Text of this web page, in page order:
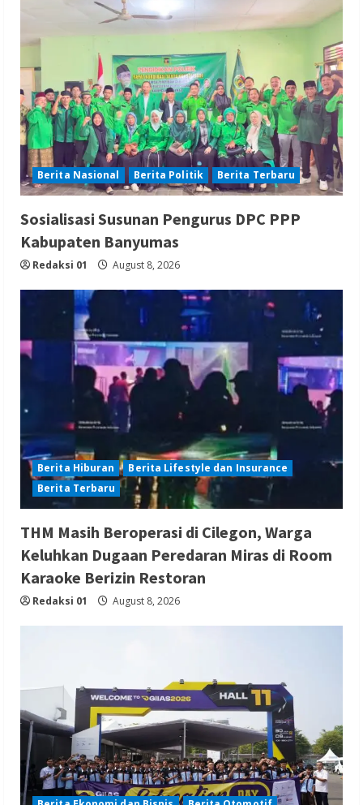
Berita Nasional Berita Politik Berita Terbaru
Sosialisasi Susunan Pengurus DPC PPP
Kabupaten Banyumas
Redaksi 01 August 8, 2026
Berita Hiburan
Berita Lifestyle dan Insurance
Berita Terbaru
THM Masih Beroperasi di Cilegon, Warga
Keluhkan Dugaan Peredaran Miras di Room
Karaoke Berizin Restoran
Redaksi 01 August 8, 2026